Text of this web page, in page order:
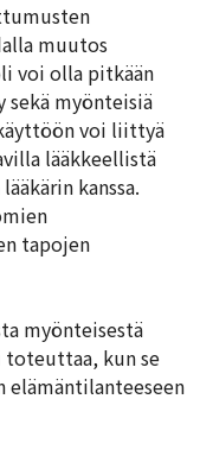
muutos
voi olla pitkään
myönteisiä
voi liittyä
lääkkeellistä
kanssa.
tapojen
myönteisestä
toteuttaa, kun se
elämäntilanteeseen